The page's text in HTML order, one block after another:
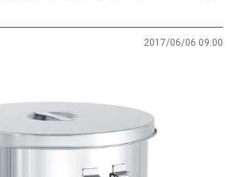
2017/06/06 09:00